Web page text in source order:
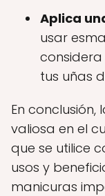
Aplica
usar
tus uñas
En
valiosa en el
que se utilice
usos y
manicuras